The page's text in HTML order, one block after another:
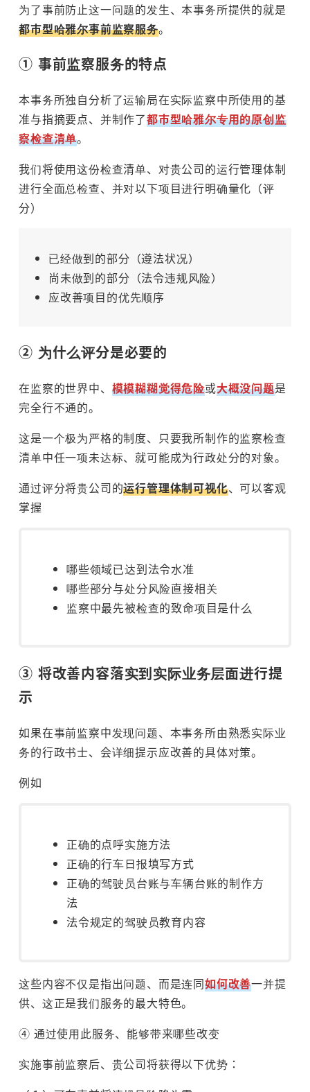
为了事前防止这一问题的发生、本事务所提供的就是
都市型哈雅尔事前监察服务。
① 事前监察服务的特点
本事务所独自分析了运输局在实际监察中所使用的基
准与指摘要点、并制作了都市型哈雅尔专用的原创监
察检查清单。
我们将使用这份检查清单、对贵公司的运行管理体制
进行全面总检查、并对以下项目进行明确量化（评
分）
已经做到的部分（遵法状况）
尚未做到的部分（法令违规风险）
应改善项目的优先顺序
② 为什么评分是必要的
在监察的世界中、 模模糊糊觉得危险或大概没问题是
完全行不通的。
这是一个极为严格的制度、只要我所制作的监察检查
清单中任一项未达标、就可能成为行政处分的对象。
通过评分将贵公司的运行管理体制可视化、可以客观
掌握
哪些领域已达到法令水准
哪些部分与处分风险直接相关
监察中最先被检查的致命项目是什么
③ 将改善内容落实到实际业务层面进行提
示
如果在事前监察中发现问题、本事务所由熟悉实际业
务的行政书士、会详细提示应改善的具体对策。
例如
正确的点呼实施方法
正确的行车日报填写方式
正确的驾驶员台账与车辆台账的制作方
法
法令规定的驾驶员教育内容
这些内容不仅是指出问题、而是连同如何改善一并提
供、这正是我们服务的最大特色。
④ 通过使用此服务、能够带来哪些改变
实施事前监察后、贵公司将获得以下优势：